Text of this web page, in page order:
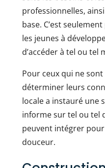
professionnelles,
base. C’est
les jeunes à
d’accéder à tel ou tel
Pour ceux qui ne
déterminer leurs
locale a instauré une
informe sur tel ou tel
peuvent intégrer
douceur.